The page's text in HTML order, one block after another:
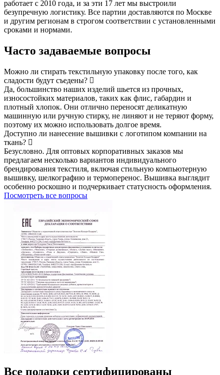
работает с 2010 года, и за эти 17 лет мы выстроили
безупречную логистику. Все партии доставляются по Москве
и другим регионам в строгом соответствии с установленными
сроками и нормами.
Часто задаваемые вопросы
Можно ли стирать текстильную упаковку после того, как
сладости будут съедены?
Да, большинство наших изделий шьется из прочных,
износостойких материалов, таких как флис, габардин и
плотный хлопок. Они отлично переносят деликатную
машинную или ручную стирку, не линяют и не теряют форму,
поэтому их можно использовать долгое время.
Доступно ли нанесение вышивки с логотипом компании на
ткань?
Безусловно. Для оптовых корпоративных заказов мы
предлагаем несколько вариантов индивидуального
брендирования текстиля, включая стильную компьютерную
вышивку, шелкографию и термоперенос. Вышивка выглядит
особенно роскошно и подчеркивает статусность оформления.
Посмотреть все вопросы
Все подарки сертифицированы